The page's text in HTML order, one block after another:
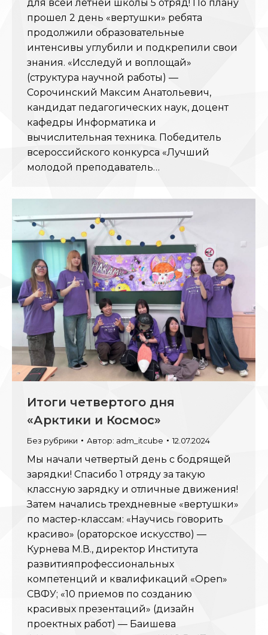
для всей летней школы 5 отряд! По плану
прошел 2 день «вертушки» ребята
продолжили образовательные
интенсивы углубили и подкрепили свои
знания. «Исследуй и воплощай»
(структура научной работы) —
Сорочинский Максим Анатольевич,
кандидат педагогических наук, доцент
кафедры Информатика и
вычислительная техника. Победитель
всероссийского конкурса «Лучший
молодой преподаватель…
Итоги четвертого дня
«Арктики и Космос»
Без рубрики Автор: adm_itcube 12.07.2024
Мы начали четвертый день с бодрящей
зарядки! Спасибо 1 отряду за такую
классную зарядку и отличные движения!
Затем начались трехдневные «вертушки»
по мастер-классам: «Научись говорить
красиво» (ораторское искусство) —
Курнева М.В., директор Института
развитияпрофессиональных
компетенций и квалификаций «Open»
СВФУ; «10 приемов по созданию
красивых презентаций» (дизайн
проектных работ) — Баишева